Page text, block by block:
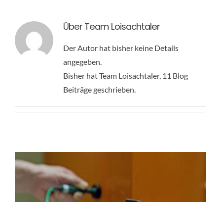
KONTAKT
Über Team Loisachtaler
Der Autor hat bisher keine Details
angegeben.
Bisher hat Team Loisachtaler, 11 Blog
Beiträge geschrieben.
Im Sommer prüfen, im Winter sparen
News